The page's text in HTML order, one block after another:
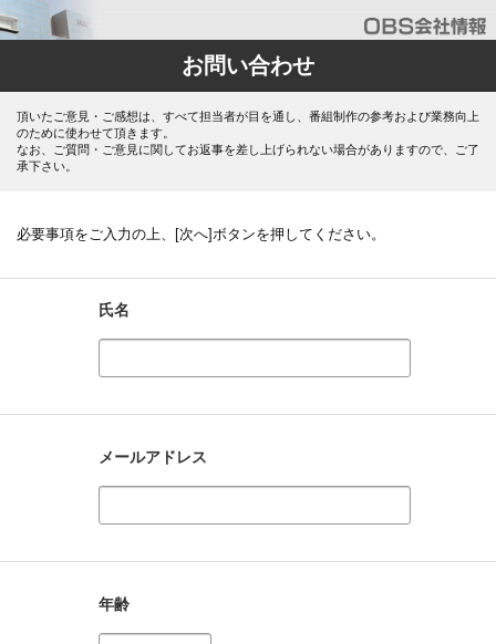
お問い合わせ
頂いたご意見・ご感想は、すべて担当者が目を通し、番組制作の参考および業務向上
のために使わせて頂きます。
なお、ご質問・ご意見に関してお返事を差し上げられない場合がありますので、ご了
承下さい。
必要事項をご入力の上、[次へ]ボタンを押してください。
氏名
メールアドレス
年齢